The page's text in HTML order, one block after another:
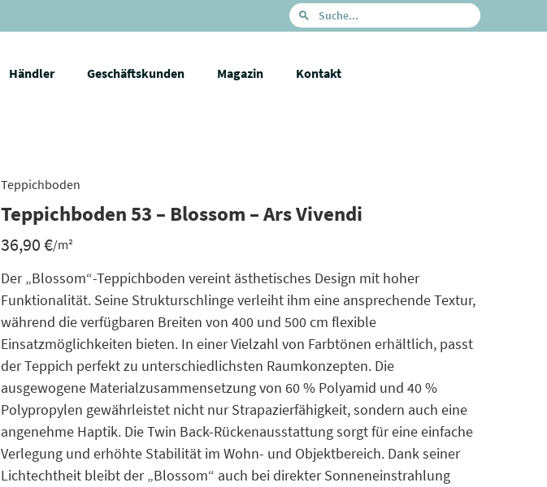
Händler Geschäftskunden Magazin Kontakt
Teppichboden
Teppichboden 53 – Blossom – Ars Vivendi
36,90€/m²
Der „Blossom“-Teppichboden vereint ästhetisches Design mit hoher
Funktionalität. Seine Strukturschlinge verleiht ihm eine ansprechende Textur,
während die verfügbaren Breiten von 400 und 500 cm flexible
Einsatzmöglichkeiten bieten. In einer Vielzahl von Farbtönen erhältlich, passt
der Teppich perfekt zu unterschiedlichsten Raumkonzepten. Die
ausgewogene Materialzusammensetzung von 60 % Polyamid und 40 %
Polypropylen gewährleistet nicht nur Strapazierfähigkeit, sondern auch eine
angenehme Haptik. Die Twin Back-Rückenausstattung sorgt für eine einfache
Verlegung und erhöhte Stabilität im Wohn- und Objektbereich. Dank seiner
Lichtechtheit bleibt der „Blossom“ auch bei direkter Sonneneinstrahlung